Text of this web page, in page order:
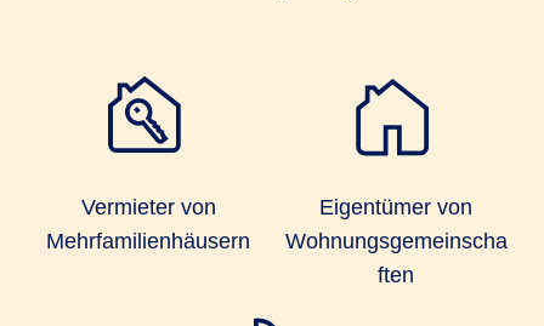
Vermieter von
Mehrfamilienhäusern
Eigentümer von
Wohnungsgemeinscha
ften